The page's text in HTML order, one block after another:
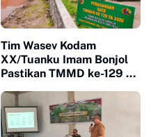
Tim Wasev Kodam
XX/Tuanku Imam Bonjol
Pastikan TMMD ke-129 di
Sasaran dan Berkualitas